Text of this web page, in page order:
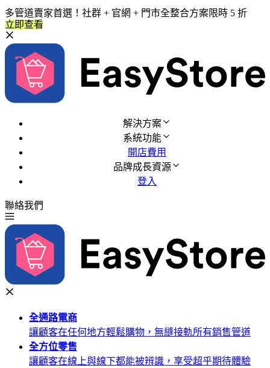
多管道賣家首選！社群 + 官網 + 門市全整合方案限時 5 折
立即查看
解決方案
系統功能
開店費用
品牌成長資源
登入
聯絡我們
全通路電商
讓顧客在任何地方輕鬆購物，無縫接軌所有銷售管道
全方位零售
讓顧客在線上與線下都能被辨識，享受超乎期待體驗